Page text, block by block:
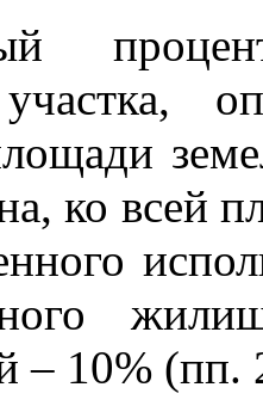
ко всей
– 10% (пп.